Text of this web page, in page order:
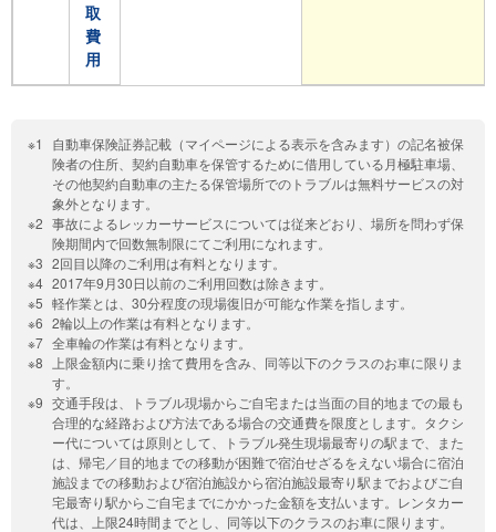
取
費
用
自動車保険証券記載（マイページによる表示を含みます）の記名被保
険者の住所、契約自動車を保管するために借用している月極駐車場、
その他契約自動車の主たる保管場所でのトラブルは無料サービスの対
象外となります。
事故によるレッカーサービスについては従来どおり、場所を問わず保
険期間内で回数無制限にてご利用になれます。
2回目以降のご利用は有料となります。
2017年9月30日以前のご利用回数は除きます。
軽作業とは、30分程度の現場復旧が可能な作業を指します。
2輪以上の作業は有料となります。
全車輪の作業は有料となります。
上限金額内に乗り捨て費用を含み、同等以下のクラスのお車に限りま
す。
交通手段は、トラブル現場からご自宅または当面の目的地までの最も
合理的な経路および方法である場合の交通費を限度とします。タクシ
ー代については原則として、トラブル発生現場最寄りの駅まで、また
は、帰宅／目的地までの移動が困難で宿泊せざるをえない場合に宿泊
施設までの移動および宿泊施設から宿泊施設最寄り駅までおよびご自
宅最寄り駅からご自宅までにかかった金額を支払います。レンタカー
代は、上限24時間までとし、同等以下のクラスのお車に限ります。